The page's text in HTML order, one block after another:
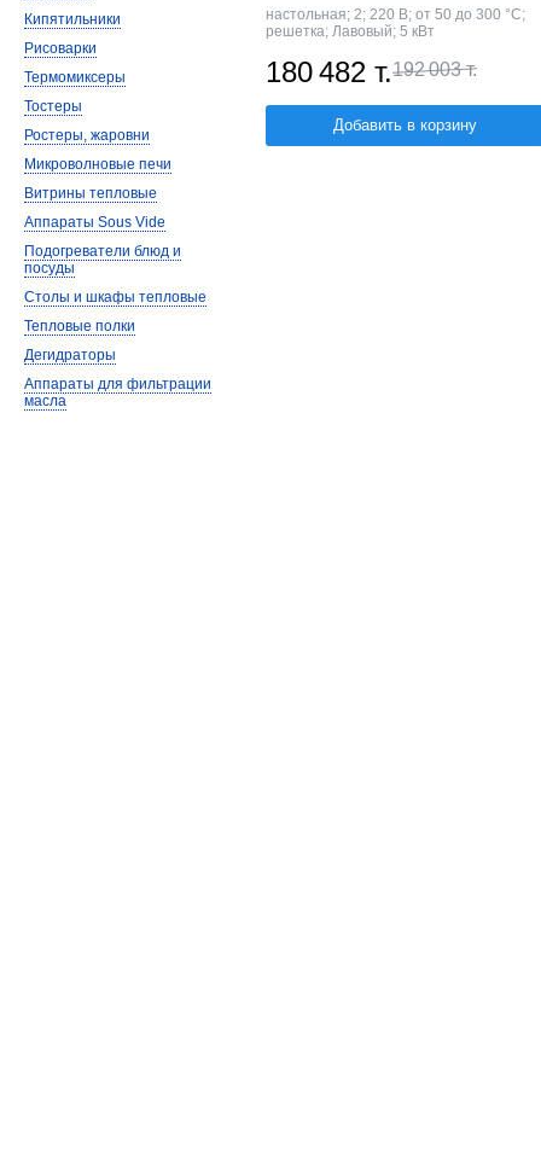
настольная; 2; 220 В; от 50 до 300 °С;
решетка; Лавовый; 5 кВт
180 482 т.192 003 т.
Добавить в корзину
Кипятильники
Рисоварки
Термомиксеры
Тостеры
Ростеры, жаровни
Микроволновые печи
Витрины тепловые
Аппараты Sous Vide
Подогреватели блюд и
посуды
Столы и шкафы тепловые
Тепловые полки
Дегидраторы
Аппараты для фильтрации
масла